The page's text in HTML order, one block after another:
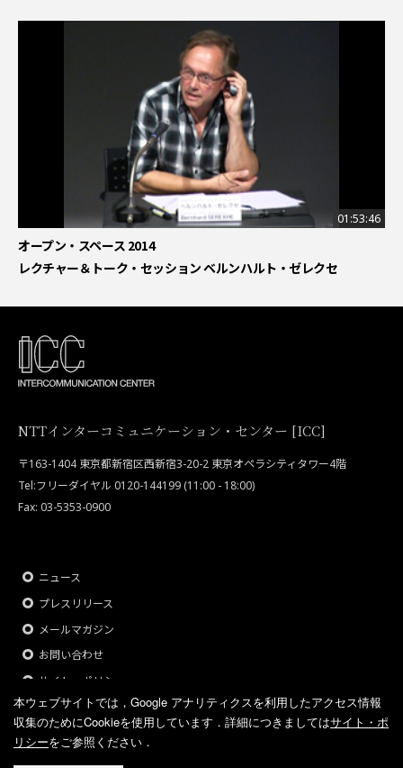
01:53:46
オープン・スペース 2014
レクチャー＆トーク・セッション ベルンハルト・ゼレクセ
NTTインターコミュニケーション・センター [ICC]
〒163-1404 東京都新宿区西新宿3-20-2 東京オペラシティタワー4階
Tel:フリーダイヤル 0120-144199 (11:00 - 18:00)
Fax: 03-5353-0900
ニュース
プレスリリース
メールマガジン
お問い合わせ
サイト・ポリシー
本ウェブサイトでは，Google アナリティクスを利用したアクセス情報
収集のためにCookieを使用しています． 詳細につきましてはサイト・ポ
リシーをご参照ください．